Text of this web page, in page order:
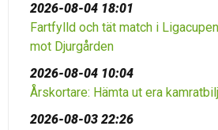
2026-08-04 18:01
Fartfylld och tät match i
mot Djurgården
2026-08-04 10:04
Årskortare: Hämta ut era
2026-08-03 22:26